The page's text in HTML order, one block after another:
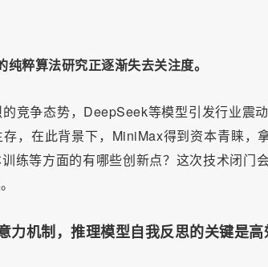
粹算法研究正逐渐失去关注度。
竞争态势，DeepSeek等模型引发行业震
，在此背景下，MiniMax得到资本青睐，
练等方面的有哪些创新点？这次技术闭门
力机制，推理模型自我反思的关键是